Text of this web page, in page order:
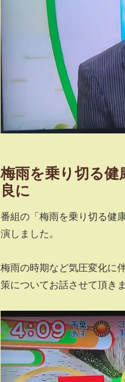
梅雨を乗り切る健
良に
番組の「梅雨を乗り切る健
演しました。
梅雨の時期など気圧変化に
策についてお話させて頂きま